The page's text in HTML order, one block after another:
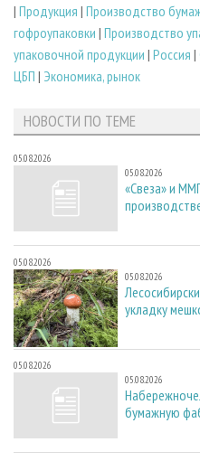
| Продукция | Производство
гофроупаковки | Производство
упаковочной продукции | Россия |
ЦБП | Экономика, рынок
НОВОСТИ ПО ТЕМЕ
05.08.2026
05.08.2026
«Свеза» и
05.08.2026
05.08.2026
укладку
05.08.2026
05.08.2026
бумажную